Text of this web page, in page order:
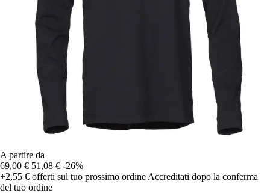
A partire da
69,00 € 51,08 € -26%
+2,55 € offerti sul tuo prossimo ordine Accreditati dopo la conferma
del tuo ordine